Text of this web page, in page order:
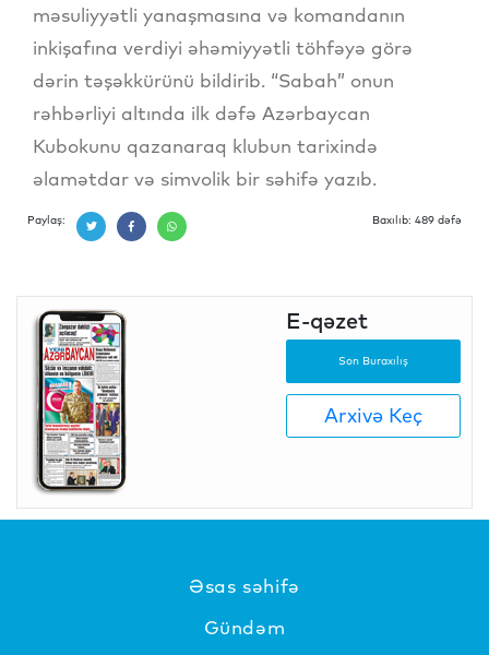
məsuliyyətli yanaşmasına və komandanın
inkişafına verdiyi əhəmiyyətli töhfəyə görə
dərin təşəkkürünü bildirib. “Sabah” onun
rəhbərliyi altında ilk dəfə Azərbaycan
Kubokunu qazanaraq klubun tarixində
əlamətdar və simvolik bir səhifə yazıb.
Paylaş: Baxılıb: 489 dəfə
E-qəzet
Son Buraxılış
Arxivə Keç
Əsas səhifə
Gündəm